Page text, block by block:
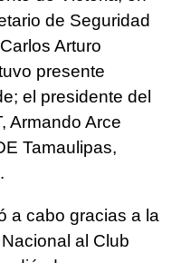
de Seguridad
Arturo
presente
el presidente del
Armando Arce
Tamaulipas,
.
a cabo gracias a la
al Club